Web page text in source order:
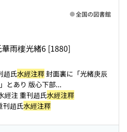
雨樓光緒6 [1880]
全国の図書館
趙氏水經注釋封面裏に「光緒庚辰
とあり 版心下部...
經注 重刊趙氏水經注釋
刊趙氏水經注釋